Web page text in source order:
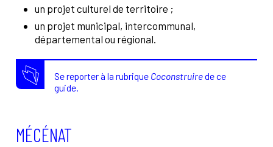
un projet culturel de territoire ;
un projet municipal, intercommunal,
départemental ou régional.
Se reporter à la rubrique Coconstruirede ce
guide.
MÉCÉNAT